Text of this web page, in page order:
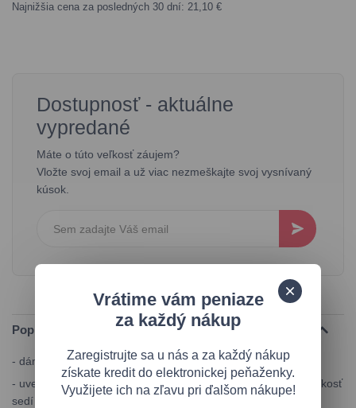
Najnižšia cena za posledných 30 dní: 21,10 €
Dostupnosť - aktuálne
vypredané
Máte o túto veľkosť záujem?
Vložte svoj email a už viac nezmeškajte svoj vysnívaný
kúsok.
Popis produktu
- dámske elegantné lodičky na podpätku
- uvedená vnútorná dĺžka je dĺžka chodidla, na ktorú daná veľkosť
sedí
Vrátime vám peniaze
za každý nákup
Zaregistrujte sa u nás a za každý nákup
získate kredit do elektronickej peňaženky.
Využijete ich na zľavu pri ďalšom nákupe!